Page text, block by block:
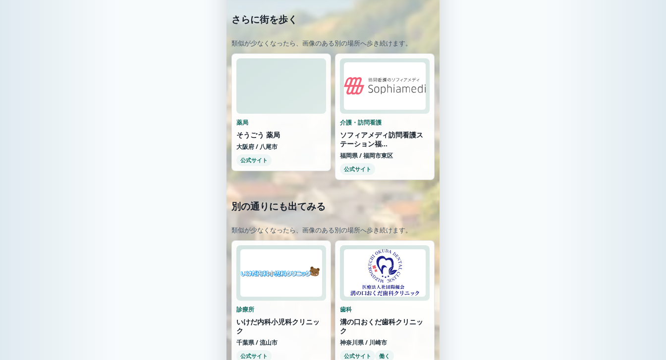
さらに街を歩く
類似が少なくなったら、画像のある別の場所へ歩き続けます。
薬局
そうごう 薬局
大阪府 / 八尾市
公式サイト
介護・訪問看護
ソフィアメディ訪問看護ス
テーション福...
福岡県 / 福岡市東区
公式サイト
別の通りにも出てみる
類似が少なくなったら、画像のある別の場所へ歩き続けます。
診療所
いけだ内科小児科クリニッ
ク
千葉県 / 流山市
公式サイト
歯科
溝の口おくだ歯科クリニッ
ク
神奈川県 / 川崎市
公式サイト 働く